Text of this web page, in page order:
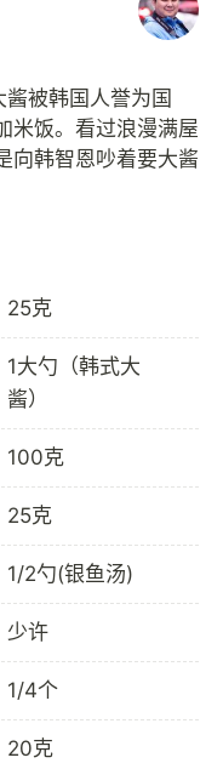
酱被韩国人誉为国
米饭。看过浪漫满屋
向韩智恩吵着要大酱
25克
1大勺（韩式大
酱）
100克
25克
1/2勺(银鱼汤)
少许
1/4个
20克